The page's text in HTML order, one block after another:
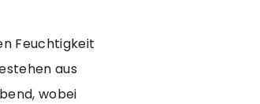
Feuchtigkeit
aus
wobei